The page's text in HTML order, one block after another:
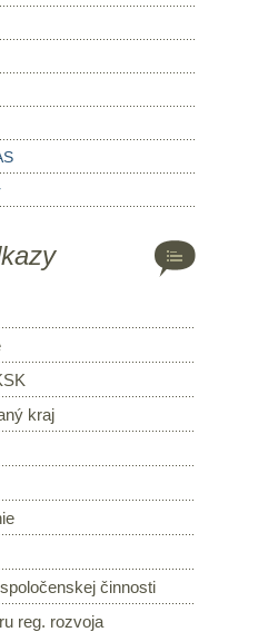
kraj
činnosti
reg. rozvoja